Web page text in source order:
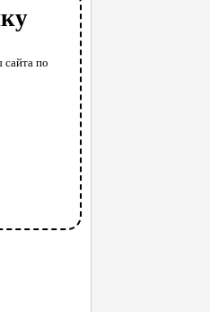
сайта по